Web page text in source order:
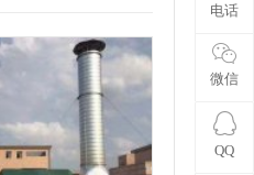
电话
微信
QQ